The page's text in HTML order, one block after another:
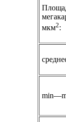
мкм2: